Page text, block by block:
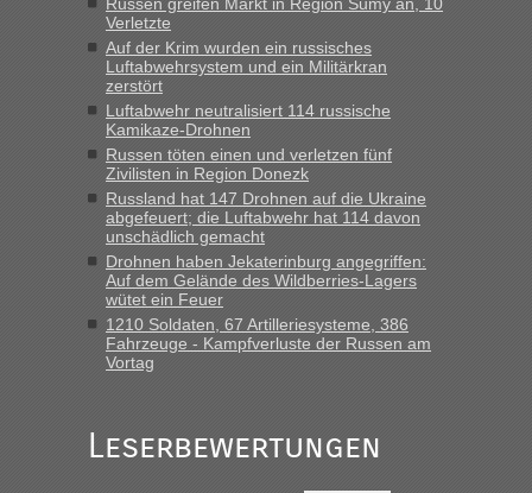
„Hallo Leute, ich weiß nicht, ob ich hier richtig bin mit meiner
Anfrage. Ich möchte 4 Umzugskartons mit gebrauchter
Straßen Kleidung bei der Einreise in die Ukraine
mitnehmen. Es ist gebrauchte Kleidung...“
Berichte und Reisetipps • Re: An welchem
Grenzübergang zwischen Polen und der Ukraine geht es am
schnellsten?
„Wir sind mit unserem Wohnmobil, wie geplant am Montag
15.6. in Krakovets rüber. Sehr zeitig los gegen 5 Uhr in der
Früh. Mit sehr sehr wenig Verkehr, super bis zur Grenze. Nur
8 PKW vor der Schranke....“
inBerichte und Reisetipps • Re: An welchem
Grenzübergang zwischen Polen und der Ukraine geht es am
in Krakowez mit dem Kleinbus. Abfertigung ging dann
schnell da auch Passagiere mit EU-Pass dabei waren“
Verletzte
Auf der Krim wurden ein russisches
Luftabwehrsystem und ein Militärkran
zerstört
Luftabwehr neutralisiert 114 russische
Kamikaze-Drohnen
Russen töten einen und verletzen fünf
Zivilisten in Region Donezk
Russland hat 147 Drohnen auf die Ukraine
abgefeuert; die Luftabwehr hat 114 davon
unschädlich gemacht
Drohnen haben Jekaterinburg angegriffen:
Auf dem Gelände des Wildberries-Lagers
wütet ein Feuer
1210 Soldaten, 67 Artilleriesysteme, 386
Fahrzeuge - Kampfverluste der Russen am
Vortag
Leserbewertungen